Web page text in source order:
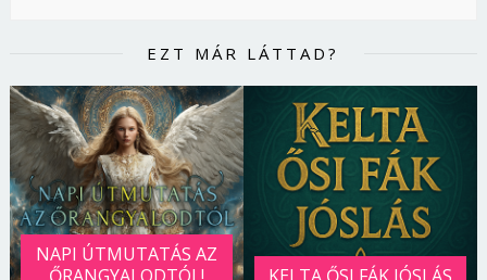
EZT MÁR LÁTTAD?
NAPI ÚTMUTATÁS AZ
ŐRANGYALODTÓL!
KELTA ŐSI FÁK JÓSLÁS
Borsonline bejelentkezés
E-mail cím vagy felhasználónév